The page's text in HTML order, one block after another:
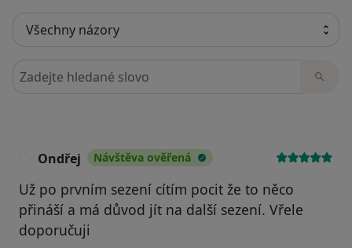
Hledejte v názorech
Ondřej Návštěva ověřená
Už po prvním sezení cítím pocit že to něco
přináší a má důvod jít na další sezení. Vřele
doporučuji